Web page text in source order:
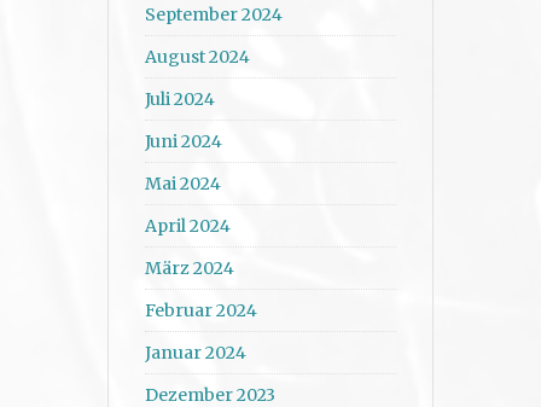
September 2024
August 2024
Juli 2024
Juni 2024
Mai 2024
April 2024
März 2024
Februar 2024
Januar 2024
Dezember 2023